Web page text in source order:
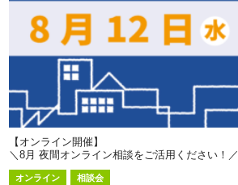
【オンライン開催】
＼8月 夜間オンライン相談をご活用ください！／
オンライン 相談会